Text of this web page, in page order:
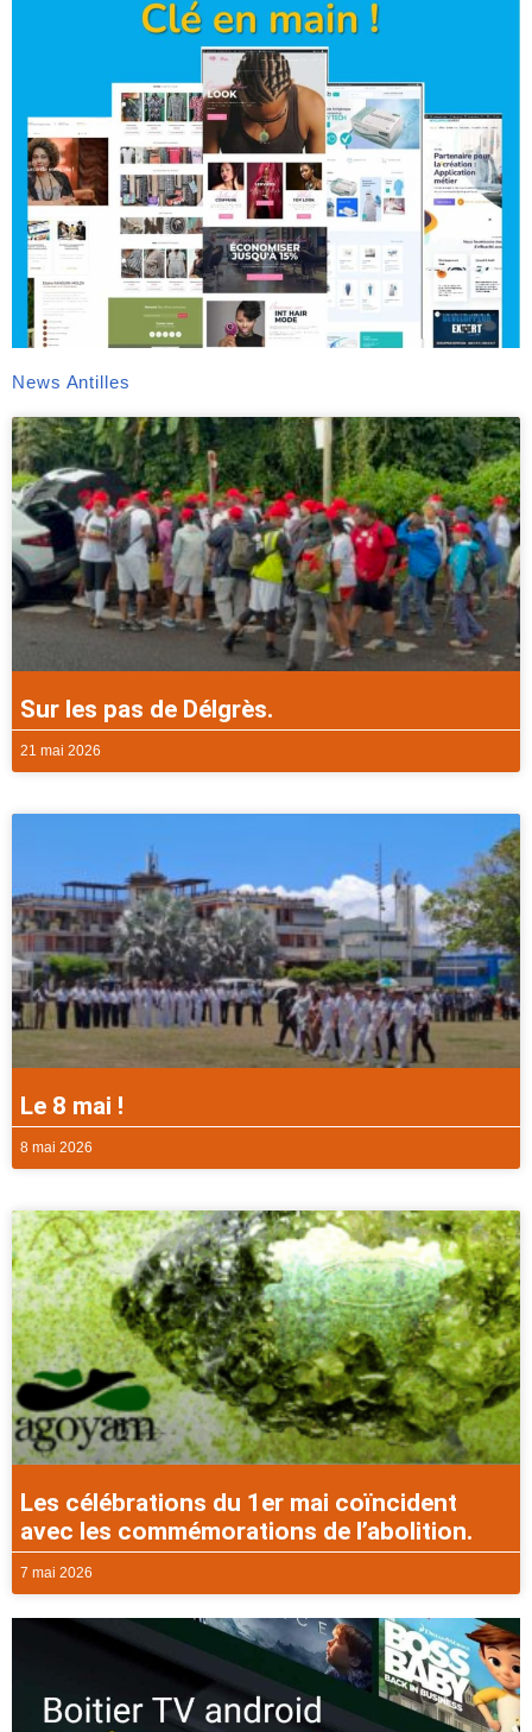
News Antilles
Sur les pas de Délgrès.
21 mai 2026
Le 8 mai !
8 mai 2026
Les célébrations du 1er mai coïncident
avec les commémorations de l’abolition.
7 mai 2026